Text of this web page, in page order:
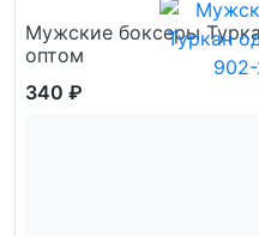
Мужские боксеры
оптом
340 ₽